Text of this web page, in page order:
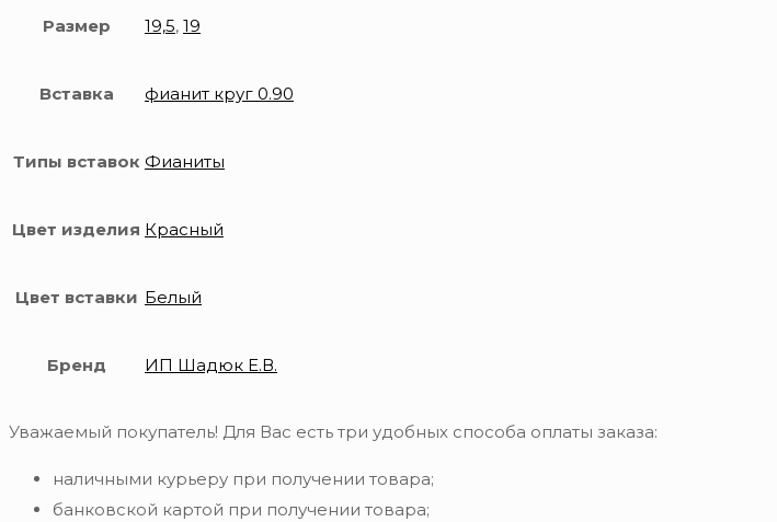
Размер 19,5, 19
Вставка фианит круг 0.90
Типы вставок Фианиты
Цвет изделия Красный
Цвет вставки Белый
Бренд ИП Шадюк Е.В.
Уважаемый покупатель! Для Вас есть три удобных способа оплаты заказа:
наличными курьеру при получении товара;
банковской картой при получении товара;